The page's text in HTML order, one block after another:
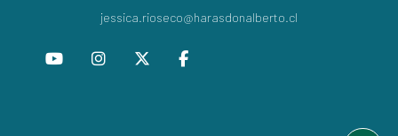
jessica.rioseco@harasdonalberto.cl